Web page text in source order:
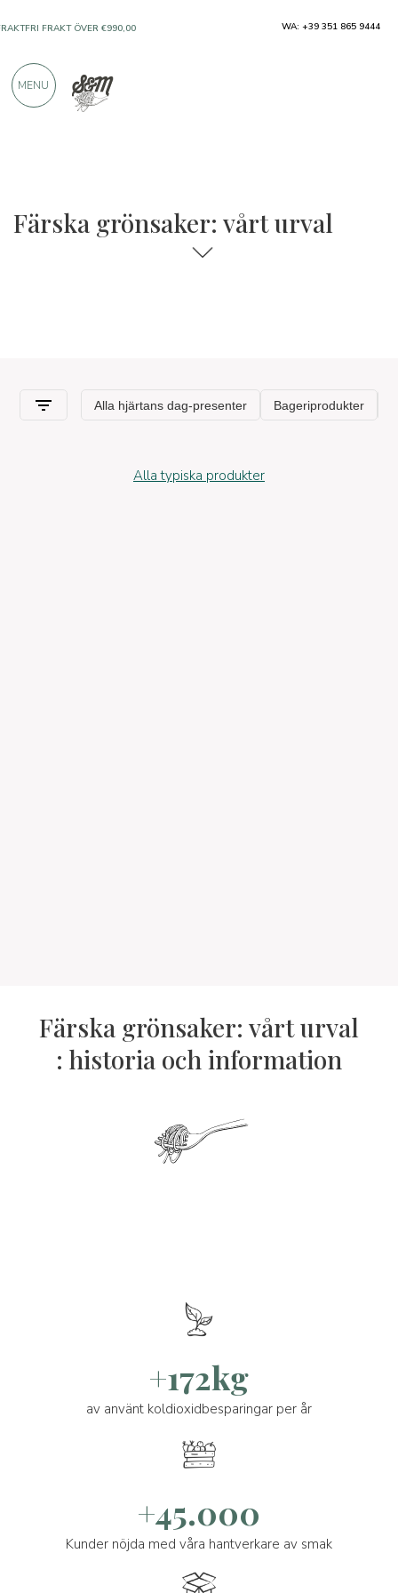
Färska grönsaker: vårt urval
Alla typiska produkter
Färska grönsaker: vårt urval
: historia och information
+172kg
av använt koldioxidbesparingar per år
+45.000
Kunder nöjda med våra hantverkare av smak
FRAKT ÖVER €990,00
PRODUKTER FRÅN UTMÄRKTA
WA: +39 351 865 9444
MENU